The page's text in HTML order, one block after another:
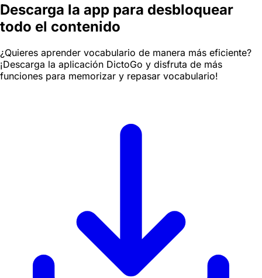
Descarga la app para desbloquear
todo el contenido
¿Quieres aprender vocabulario de manera más eficiente?
¡Descarga la aplicación DictoGo y disfruta de más
funciones para memorizar y repasar vocabulario!